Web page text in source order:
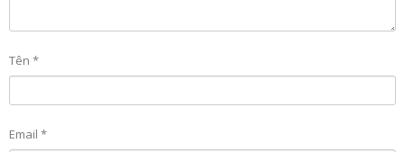
Tên *
Email *